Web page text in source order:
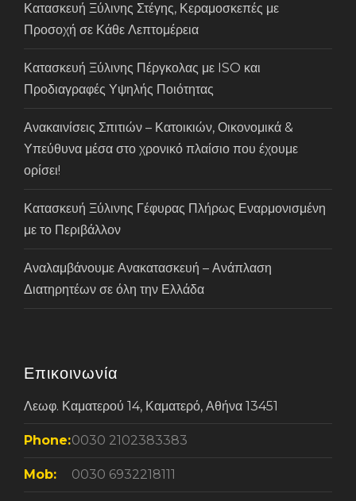
Κατασκευή Ξύλινης Στέγης, Κεραμοσκεπές με
Προσοχή σε Κάθε Λεπτομέρεια
Κατασκευή Ξύλινης Πέργκολας με ISO και
Προδιαγραφές Υψηλής Ποιότητας
Ανακαινίσεις Σπιτιών – Κατοικιών, Οικονομικά &
Υπεύθυνα μέσα στο χρονικό πλαίσιο που έχουμε
ορίσει!
Κατασκευή Ξύλινης Γέφυρας Πλήρως Εναρμονισμένη
με το Περιβάλλον
Αναλαμβάνουμε Ανακατασκευή – Ανάπλαση
Διατηρητέων σε όλη την Ελλάδα
Επικοινωνία
Λεωφ. Καματερού 14, Καματερό, Αθήνα 13451
Phone:0030 2102383383
Mob: 0030 6932218111